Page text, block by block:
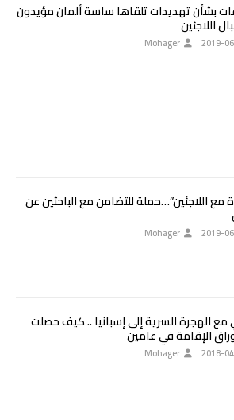
بشأن تهديدات تلقاها ساسة ألمان مؤيدون
اللاجئين
2019-
Mohager
مع اللاجئين”…حملة للتضامن مع الباحثين عن
2019-
Mohager
مع الهجرة السرية إلى إسبانيا .. كيف حصلت
الإقامة في عامين
2018-
Mohager